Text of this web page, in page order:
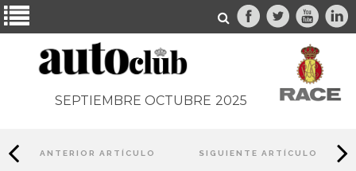
SEPTIEMBRE OCTUBRE 2025
ANTERIOR ARTÍCULO SIGUIENTE ARTÍCULO